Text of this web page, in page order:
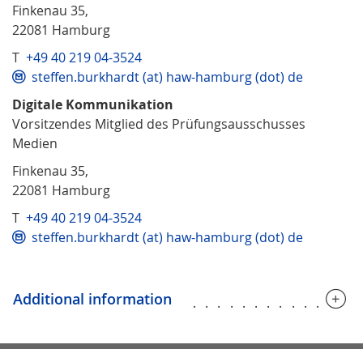
Finkenau 35,
22081 Hamburg
T +49 40 219 04-3524
steffen.burkhardt (at) haw-hamburg (dot) de
Digitale Kommunikation
Vorsitzendes Mitglied des Prüfungsausschusses
Medien
Finkenau 35,
22081 Hamburg
T +49 40 219 04-3524
steffen.burkhardt (at) haw-hamburg (dot) de
Additional information